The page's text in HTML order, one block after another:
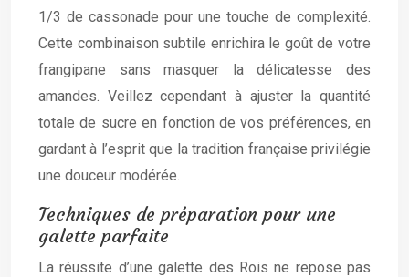
1/3 de cassonade pour une touche de complexité.
Cette combinaison subtile enrichira le goût de votre
frangipane sans masquer la délicatesse des
amandes. Veillez cependant à ajuster la quantité
totale de sucre en fonction de vos préférences, en
gardant à l’esprit que la tradition française privilégie
une douceur modérée.
Techniques de préparation pour une
galette parfaite
La réussite d’une galette des Rois ne repose pas